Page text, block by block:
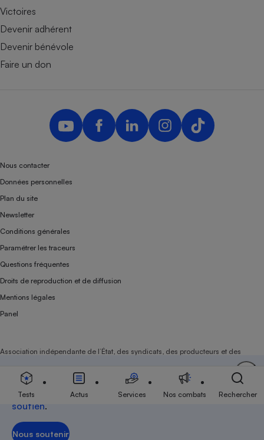
Soutenez-nous
Aujourd'hui plus que jamais, nous comptons sur
votre
soutien.
Nous soutenir
Victoires
Devenir adhérent
Devenir bénévole
Faire un don
Nous contacter
Données personnelles
Plan du site
Newsletter
Conditions générales
Paramétrer les traceurs
Questions fréquentes
Droits de reproduction et de diffusion
Mentions légales
Panel
Association indépendante de l’État, des syndicats, des producteurs et des
Tests Actus Services Nos combats Rechercher